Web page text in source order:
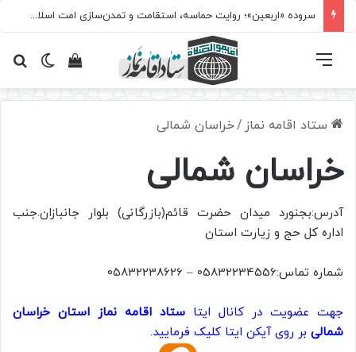
سروده‌ «اربعین»؛ روایت حماسه، استقامت و تمدن‌سازی امت اسلامی
تغییرمشاهده فهرست
ستاد اقامه نماز /خراسان شمالی
خراسان شمالی
آدرس:بجنورد میدان حضرت قائم(بازرگانی) بلوار جانبازان.جنب
اداره کل حج و زیارت استان
شماره تماس:05832234556 – 05832238626
جهت عضویت در کانال ایتا ستاد اقامه نماز استان خراسان
شمالی بر روی آیکن ایتا کلیک فرمایید.